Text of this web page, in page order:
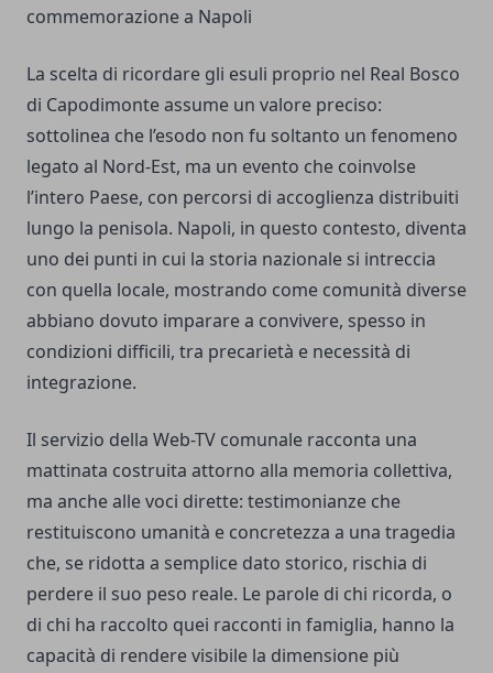
commemorazione a Napoli
La scelta di ricordare gli esuli proprio nel Real Bosco
di Capodimonte assume un valore preciso:
sottolinea che l’esodo non fu soltanto un fenomeno
legato al Nord-Est, ma un evento che coinvolse
l’intero Paese, con percorsi di accoglienza distribuiti
lungo la penisola. Napoli, in questo contesto, diventa
uno dei punti in cui la storia nazionale si intreccia
con quella locale, mostrando come comunità diverse
abbiano dovuto imparare a convivere, spesso in
condizioni difficili, tra precarietà e necessità di
integrazione.
Il servizio della Web-TV comunale racconta una
mattinata costruita attorno alla memoria collettiva,
ma anche alle voci dirette: testimonianze che
restituiscono umanità e concretezza a una tragedia
che, se ridotta a semplice dato storico, rischia di
perdere il suo peso reale. Le parole di chi ricorda, o
di chi ha raccolto quei racconti in famiglia, hanno la
capacità di rendere visibile la dimensione più